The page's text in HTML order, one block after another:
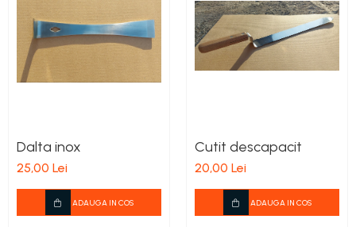
Dalta inox
25,00 Lei
ADAUGA IN COS
Cutit descapacit
20,00 Lei
ADAUGA IN COS